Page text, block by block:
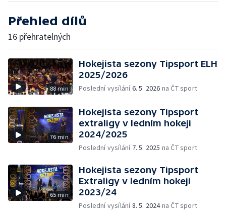
Přehled dílů
16 přehratelných
88 min
Hokejista sezony Tipsport ELH
2025/2026
Poslední vysílání6. 5. 2026 na ČT sport
76 min
Hokejista sezony Tipsport
extraligy v ledním hokeji
2024/2025
Poslední vysílání 7. 5. 2025 na ČT sport
65 min
Hokejista sezony Tipsport
Extraligy v ledním hokeji
2023/24
Poslední vysílání8. 5. 2024na ČT sport